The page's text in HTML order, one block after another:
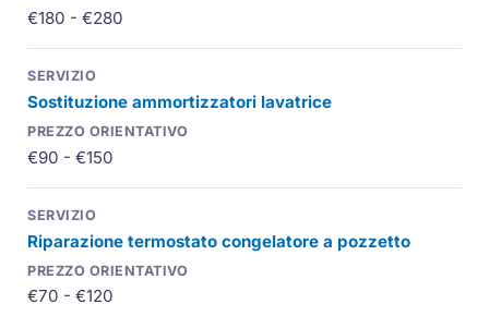
€180 - €280
Sostituzione ammortizzatori lavatrice
€90 - €150
Riparazione termostato congelatore a pozzetto
€70 - €120